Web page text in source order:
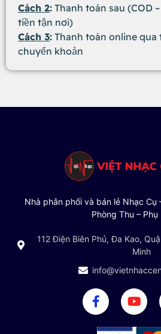
Cách 2: Thanh toán sau (COD
tiền tận nơi)
Cách 3: Thanh toán online qua
chuyển khoản
Nhà phân phối và bán lẻ Nhạc Cụ
Phòng Thu – Phụ
112 Điện Biên Phủ, Đa Kao,
Minh